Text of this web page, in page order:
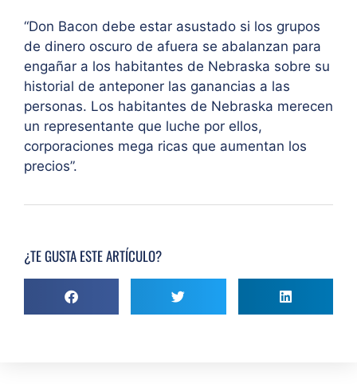
“Don Bacon debe estar asustado si los grupos
de dinero oscuro de afuera se abalanzan para
engañar a los habitantes de Nebraska sobre su
historial de anteponer las ganancias a las
personas. Los habitantes de Nebraska merecen
un representante que luche por ellos,
corporaciones mega ricas que aumentan los
precios”.
¿TE GUSTA ESTE ARTÍCULO?